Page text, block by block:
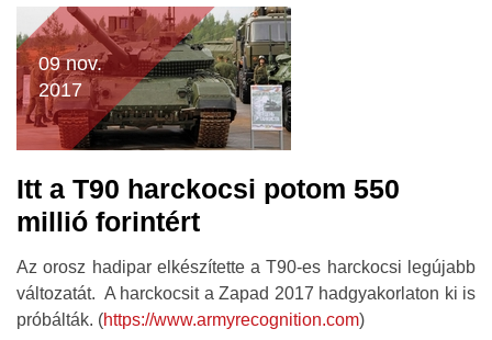
09 nov.
2017
Itt a T90 harckocsi potom 550
millió forintért
Az orosz hadipar elkészítette a T90-es harckocsi legújabb
változatát. A harckocsit a Zapad 2017 hadgyakorlaton ki is
próbálták. (https://www.armyrecognition.com)